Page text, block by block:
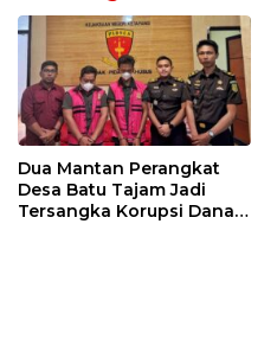
Dua Mantan Perangkat
Desa Batu Tajam Jadi
Tersangka Korupsi Dana